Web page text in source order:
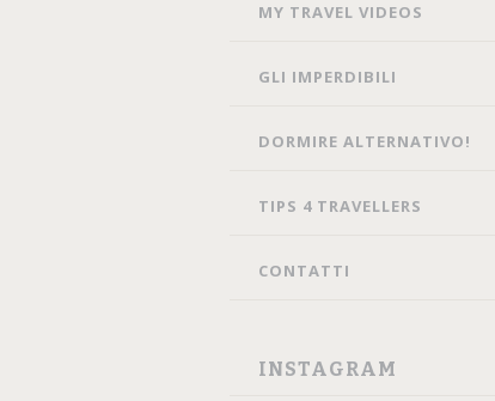
MY TRAVEL VIDEOS
GLI IMPERDIBILI
DORMIRE ALTERNATIVO!
TIPS 4 TRAVELLERS
CONTATTI
INSTAGRAM